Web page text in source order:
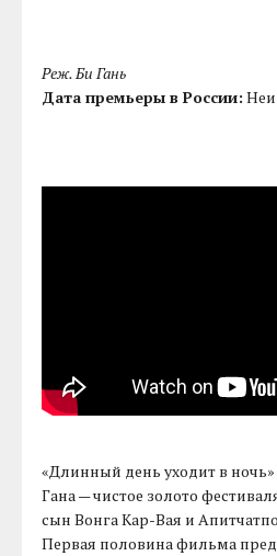
Реж. Би Гань
Дата премьеры в России:
«Длинный день уходит в
Гана — чистое золото
сын Вонга Кар-Вая и
Первая половина фильма